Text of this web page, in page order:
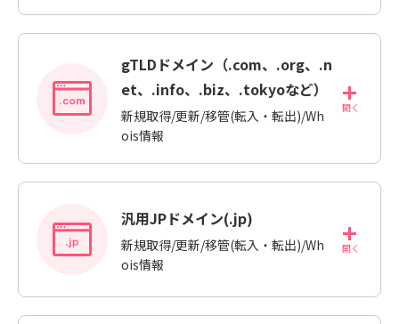
gTLDドメイン（.com、.org、.n
et、.info、.biz、.tokyoなど）
新規取得/更新/移管(転入・転出)/Wh
ois情報
汎用JPドメイン(.jp)
新規取得/更新/移管(転入・転出)/Wh
ois情報